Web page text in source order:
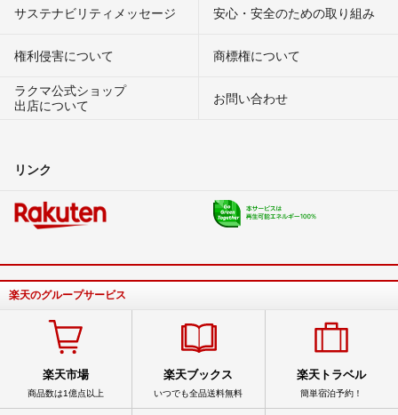
サステナビリティメッセージ 安心・安全のための取り組み
権利侵害について
商標権について
ラクマ公式ショップ
出店について
お問い合わせ
リンク
楽天のグループサービス
楽天市場
商品数は1億点以上
楽天ブックス
いつでも全品送料無料
楽天トラベル
簡単宿泊予約！